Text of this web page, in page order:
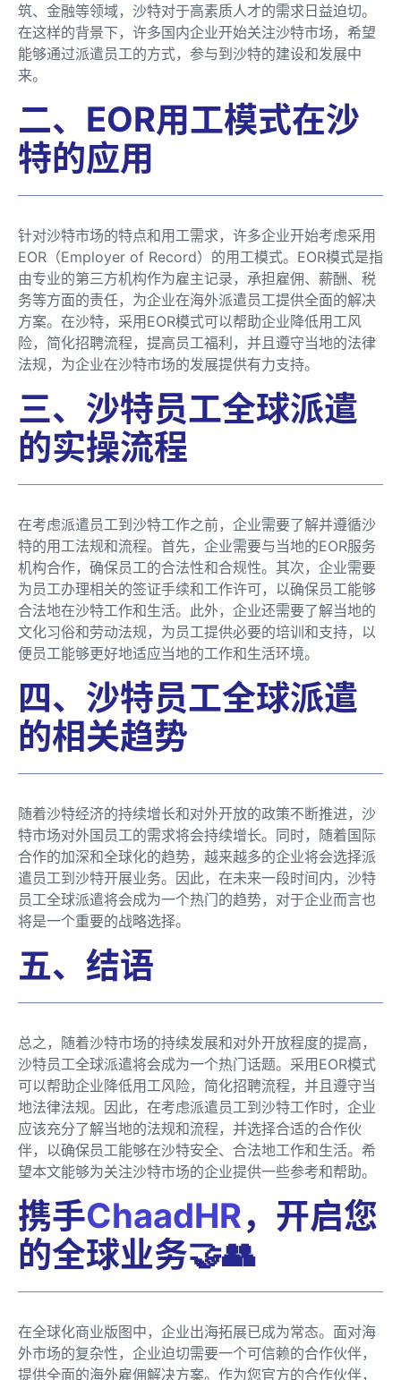
筑、金融等领域，沙特对于高素质人才的需求日益迫切。
在这样的背景下，许多国内企业开始关注沙特市场，希望
能够通过派遣员工的方式，参与到沙特的建设和发展中
来。
二、EOR用工模式在沙
特的应用
针对沙特市场的特点和用工需求，许多企业开始考虑采用
EOR（Employer of Record）的用工模式。EOR模式是指
由专业的第三方机构作为雇主记录，承担雇佣、薪酬、税
务等方面的责任，为企业在海外派遣员工提供全面的解决
方案。在沙特，采用EOR模式可以帮助企业降低用工风
险，简化招聘流程，提高员工福利，并且遵守当地的法律
法规，为企业在沙特市场的发展提供有力支持。
三、沙特员工全球派遣
的实操流程
在考虑派遣员工到沙特工作之前，企业需要了解并遵循沙
特的用工法规和流程。首先，企业需要与当地的EOR服务
机构合作，确保员工的合法性和合规性。其次，企业需要
为员工办理相关的签证手续和工作许可，以确保员工能够
合法地在沙特工作和生活。此外，企业还需要了解当地的
文化习俗和劳动法规，为员工提供必要的培训和支持，以
便员工能够更好地适应当地的工作和生活环境。
四、沙特员工全球派遣
的相关趋势
随着沙特经济的持续增长和对外开放的政策不断推进，沙
特市场对外国员工的需求将会持续增长。同时，随着国际
合作的加深和全球化的趋势，越来越多的企业将会选择派
遣员工到沙特开展业务。因此，在未来一段时间内，沙特
员工全球派遣将会成为一个热门的趋势，对于企业而言也
将是一个重要的战略选择。
五、结语
总之，随着沙特市场的持续发展和对外开放程度的提高，
沙特员工全球派遣将会成为一个热门话题。采用EOR模式
可以帮助企业降低用工风险，简化招聘流程，并且遵守当
地法律法规。因此，在考虑派遣员工到沙特工作时，企业
应该充分了解当地的法规和流程，并选择合适的合作伙
伴，以确保员工能够在沙特安全、合法地工作和生活。希
望本文能够为关注沙特市场的企业提供一些参考和帮助。
携手ChaadHR，开启您
的全球业务🤝👥
在全球化商业版图中，企业出海拓展已成为常态。面对海
外市场的复杂性，企业迫切需要一个可信赖的合作伙伴，
提供全面的海外雇佣解决方案。作为您官方的合作伙伴，